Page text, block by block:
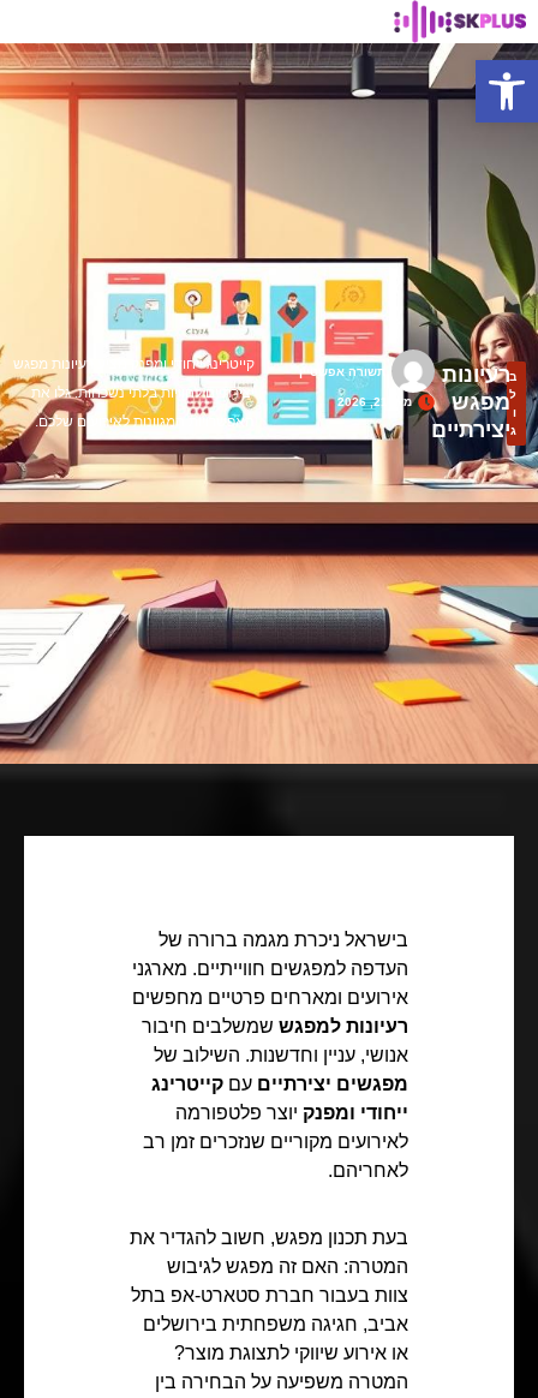
ב
ל
ו
ג
רעיונות
מפגש
יצירתיים
תשורה אפשטיין
מאי 21, 2026
קייטרינג ייחודי ומפנק מציע רעיונות מפגש
יצירתיים לחוויות בלתי נשכחות. גלו את
האפשרויות המגוונות לאירועים שלכם.
בישראל ניכרת מגמה ברורה של
העדפה למפגשים חווייתיים. מארגני
אירועים ומארחים פרטיים מחפשים
רעיונות למפגש שמשלבים חיבור
אנושי, עניין וחדשנות. השילוב של
מפגשים יצירתיים עם קייטרינג
ייחודי ומפנק יוצר פלטפורמה
לאירועים מקוריים שנזכרים זמן רב
לאחריהם.
בעת תכנון מפגש, חשוב להגדיר את
המטרה: האם זה מפגש לגיבוש
צוות בעבור חברת סטארט-אפ בתל
אביב, חגיגה משפחתית בירושלים
או אירוע שיווקי לתצוגת מוצר?
המטרה משפיעה על הבחירה בין
פתח סרגל נגישות